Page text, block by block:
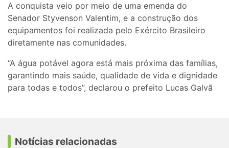
A conquista veio por meio de uma emenda do
Senador Styvenson Valentim, e a construção dos
equipamentos foi realizada pelo Exército Brasileiro
diretamente nas comunidades.
“A água potável agora está mais próxima das famílias,
garantindo mais saúde, qualidade de vida e dignidade
para todas e todos”, declarou o prefeito Lucas Galvã
Notícias relacionadas